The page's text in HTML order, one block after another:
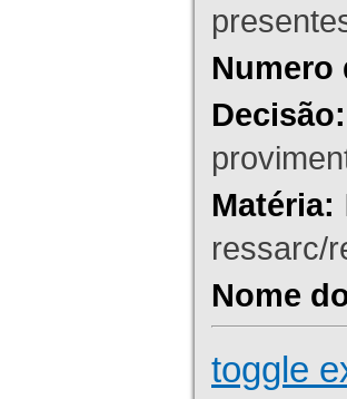
Numero
Decisão:
Matéria:
ressarc/
Nome
toggle